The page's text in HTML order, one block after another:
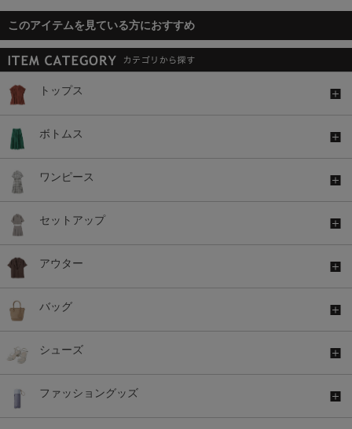
このアイテムを見ている方におすすめ
トップス
ボトムス
ワンピース
セットアップ
アウター
バッグ
シューズ
ファッショングッズ